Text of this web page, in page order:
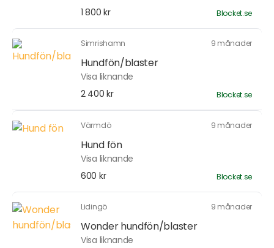
1 800 kr
Blocket.se
Simrishamn 9 månader
Hundfön/blaster
Visa liknande
2 400 kr
Blocket.se
Värmdö 9 månader
Hund fön
Visa liknande
600 kr
Blocket.se
Lidingö 9 månader
Wonder hundfön/blaster
Visa liknande